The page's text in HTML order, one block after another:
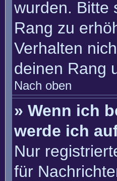
wurden. Bitte
Rang zu
Verhalten
deinen Rang
Nach oben
» Wenn ich
werde ich
Nur
für